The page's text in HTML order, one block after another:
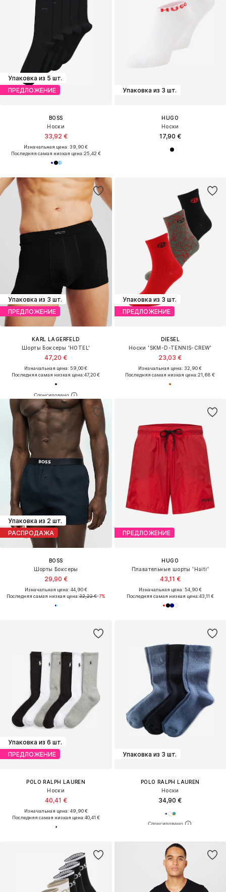
Упаковка из 5 шт.
ПРЕДЛОЖЕНИЕ
BOSS
Носки
33,92 €
Изначальная цена: 39,90 €
Последняя самая низкая цена:25,42 €
Упаковка из 3 шт.
HUGO
Носки
17,90 €
Упаковка из 3 шт.
ПРЕДЛОЖЕНИЕ
KARL LAGERFELD
Шорты Боксеры 'HOTEL'
47,20 €
Изначальная цена: 59,00 €
Последняя самая низкая цена:47,20 €
Упаковка из 3 шт.
ПРЕДЛОЖЕНИЕ
DIESEL
Носки 'SKM-D-TENNIS-CREW'
23,03 €
Изначальная цена: 32,90 €
Последняя самая низкая цена:21,68 €
Упаковка из 2 шт.
РАСПРОДАЖА
BOSS
Шорты Боксеры
29,90 €
Изначальная цена: 44,90 €
Последняя самая низкая цена:32,22 €-7%
ПРЕДЛОЖЕНИЕ
HUGO
Плавательные шорты 'Haiti'
43,11 €
Изначальная цена: 54,90 €
Последняя самая низкая цена:43,11 €
Упаковка из 6 шт.
ПРЕДЛОЖЕНИЕ
POLO RALPH LAUREN
Носки
40,41 €
Изначальная цена: 49,90 €
Последняя самая низкая цена:40,41 €
Упаковка из 3 шт.
POLO RALPH LAUREN
Носки
34,90 €